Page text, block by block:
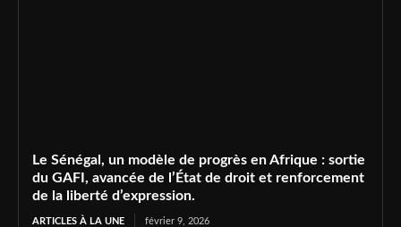
Le Sénégal, un modèle de progrès en Afrique : sortie
du GAFI, avancée de l’État de droit et renforcement
de la liberté d’expression.
ARTICLES À LA UNE février 9, 2026